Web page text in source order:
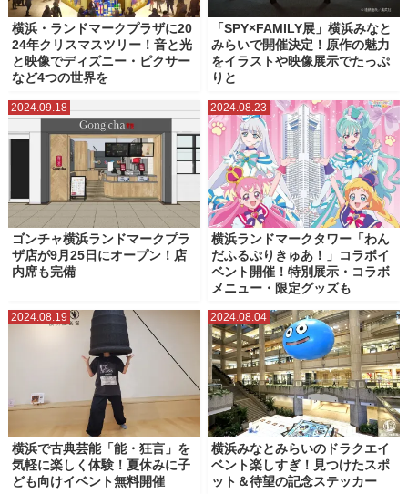
横浜・ランドマークプラザに20
24年クリスマスツリー！音と光
と映像でディズニー・ピクサー
など4つの世界を
「SPY×FAMILY展」横浜みなと
みらいで開催決定！原作の魅力
をイラストや映像展示でたっぷ
りと
2024.09.18
ゴンチャ横浜ランドマークプラ
ザ店が9月25日にオープン！店
内席も完備
2024.08.23
横浜ランドマークタワー「わん
だふるぷりきゅあ！」コラボイ
ベント開催！特別展示・コラボ
メニュー・限定グッズも
2024.08.19
横浜で古典芸能「能・狂言」を
気軽に楽しく体験！夏休みに子
ども向けイベント無料開催
2024.08.04
横浜みなとみらいのドラクエイ
ベント楽しすぎ！見つけたスポ
ット＆待望の記念ステッカー